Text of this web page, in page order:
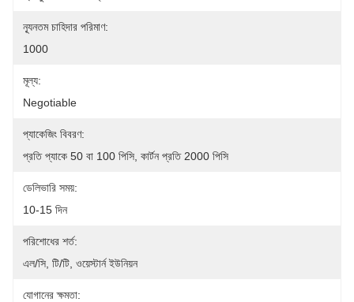
ন্যূনতম চাহিদার পরিমাণ:
1000
মূল্য:
Negotiable
প্যাকেজিং বিবরণ:
প্রতি প্যাকে 50 বা 100 পিসি, কার্টন প্রতি 2000 পিসি
ডেলিভারি সময়:
10-15 দিন
পরিশোধের শর্ত:
এল/সি, টি/টি, ওয়েস্টার্ন ইউনিয়ন
যোগানের ক্ষমতা: